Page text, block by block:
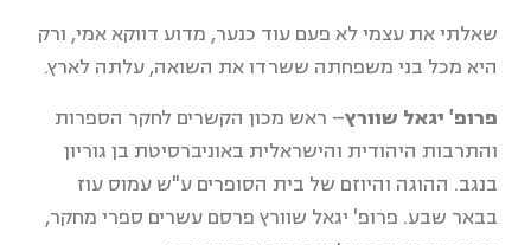
שאלתי את עצמי לא פעם עוד כנער, מדוע דווקא אמי, ורק
היא מכל בני משפחתה ששרדו את השואה, עלתה לארץ.
פרופ' יגאל שוורץ– ראש מכון הקשרים לחקר הספרות
והתרבות היהודית והישראלית באוניברסיטת בן גוריון
בנגב. ההוגה והיוזם של בית הסופרים ע"ש עמוס עוז
בבאר שבע. פרופ' יגאל שוורץ פרסם עשרים ספרי מחקר,